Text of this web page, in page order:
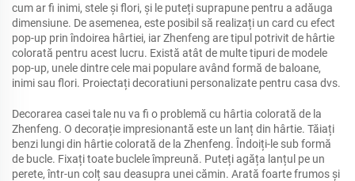
cum ar fi inimi, stele și flori, și le puteți suprapune pentru a adăuga
dimensiune. De asemenea, este posibil să realizați un card cu efect
pop-up prin îndoirea hârtiei, iar Zhenfeng are tipul potrivit de hârtie
colorată pentru acest lucru. Există atât de multe tipuri de modele
pop-up, unele dintre cele mai populare având formă de baloane,
inimi sau flori. Proiectați decoratiuni personalizate pentru casa dvs.
Decorarea casei tale nu va fi o problemă cu hârtia colorată de la
Zhenfeng. O decorație impresionantă este un lanț din hârtie. Tăiați
benzi lungi din hârtie colorată de la Zhenfeng. Îndoiți-le sub formă
de bucle. Fixați toate buclele împreună. Puteți agăța lanțul pe un
perete, într-un colț sau deasupra unei cămin. Arată foarte frumos și